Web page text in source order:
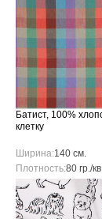
Батист, 100%
клетку
Ширина:140 см.
Плотность:80 гр./